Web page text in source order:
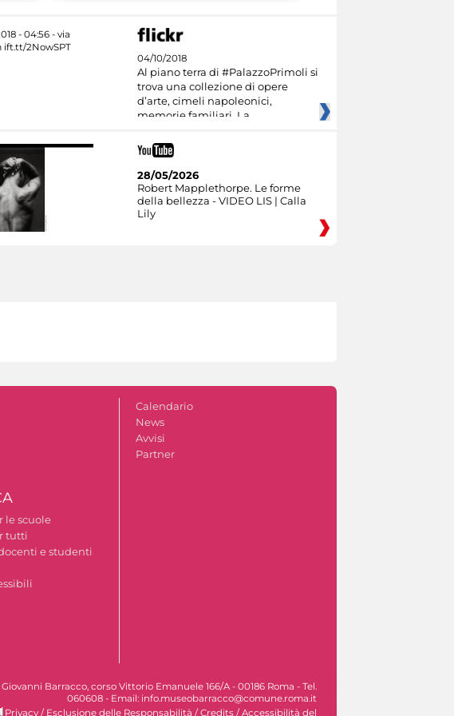
04/10/2018
Al piano terra di #PalazzoPrimoli si
trova una collezione di opere
d’arte, cimeli napoleonici,
memorie familiari. La
28/05/2026
Robert Mapplethorpe. Le forme
della bellezza - VIDEO LIS | Calla
Lily
le scuole
tutti
e studenti
Calendario
News
Avvisi
Partner
Barracco, corso Vittorio Emanuele 166/A - 00186 Roma - Tel.
060608 - Email: info.museobarracco@comune.roma.it
Privacy / Esclusione delle Responsabilità / Credits / Accessibilità del